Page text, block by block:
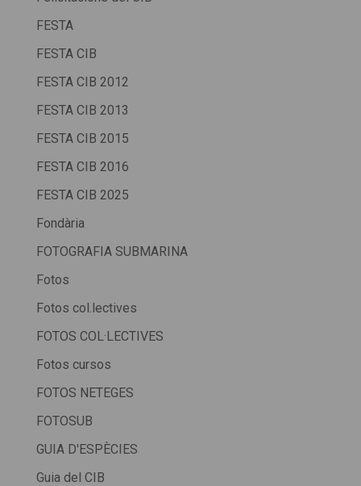
FESTA
FESTA CIB
FESTA CIB 2012
FESTA CIB 2013
FESTA CIB 2015
FESTA CIB 2016
FESTA CIB 2025
Fondària
FOTOGRAFIA SUBMARINA
Fotos
Fotos col.lectives
FOTOS COL·LECTIVES
Fotos cursos
FOTOS NETEGES
FOTOSUB
GUIA D'ESPÈCIES
Guia del CIB